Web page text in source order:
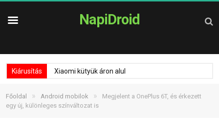
NapiDroid
Kiárusítás Xiaomi kütyük áron alul
Főoldal » Android mobilok »
Megjelent a OnePlus 6T, és érkezett
egy új, különleges színváltozat is